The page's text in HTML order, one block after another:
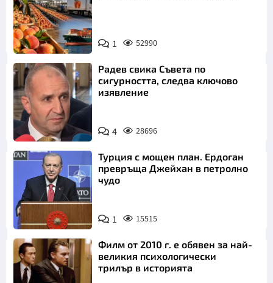
1 52990
Радев свика Съвета по
сигурността, следва ключово
изявление
4 28696
Турция с мощен план. Ердоган
превръща Джейхан в петролно
чудо
1 15515
Филм от 2010 г. е обявен за най-
великия психологически
трилър в историята